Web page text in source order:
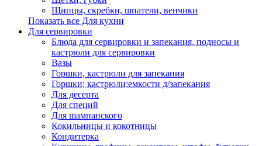
Щипцы, скребки, шпатели, венчики
Показать все Для кухни
Для сервировки
Блюда для сервировки и запекания, подносы и
кастрюли для сервировки
Вазы
Горшки, кастрюли для запекания
Горшки; кастрюли;емкости д/запекания
Для десерта
Для специй
Для шампанского
Кокильницы и кокотницы
Кондитерка